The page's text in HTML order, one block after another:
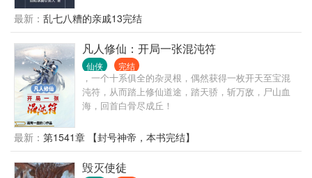
家的人数还多，上千斤的都有！求崔猎神来我国灭
猪！” 北美：“魔鬼让狼群疯狂了，到处都是凶狼，被
咬死的人来不及埋！求崔猎神来我国宰狼！” …… 若
干年后，有人统计，崔猎神猎过的兽，保守估计绕地
球三圈！！
最新： 乱七八糟的亲戚13完结
凡人修仙：开局一张混沌符
仙侠 完结
，一个十系俱全的杂灵根，偶然获得一枚开天至宝混
沌符，从而踏上修仙道途，踏天骄，斩万敌，尸山血
海，回首白骨尽成丘！
最新： 第1541章 【封号神帝，本书完结】
毁灭使徒